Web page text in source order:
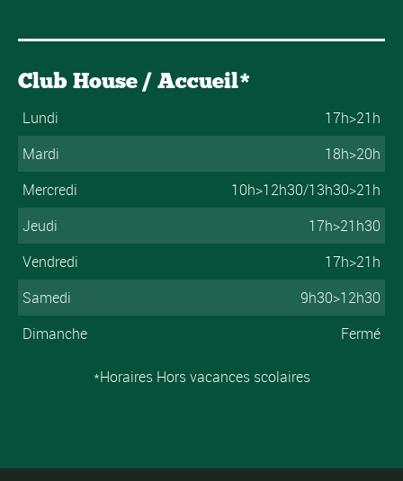
Club House / Accueil*
Lundi
17h>21h
Mardi
18h>20h
Mercredi
10h>12h30/13h30>21h
Jeudi
17h>21h30
Vendredi
17h>21h
Samedi
9h30>12h30
Dimanche
Fermé
*Horaires Hors vacances scolaires